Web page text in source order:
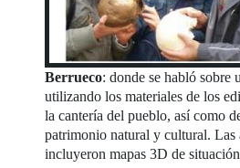
Berrueco: donde se habló sobre
utilizando los materiales de los
la cantería del pueblo, así como
patrimonio natural y cultural. Las
incluyeron mapas 3D de